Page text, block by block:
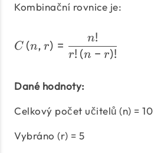
Kombinační rovnice je:
C (n, r) =
r! (n − r)!
n!
Dané hodnoty:
Celkový počet učitelů (n) = 10
Vybráno (r) = 5